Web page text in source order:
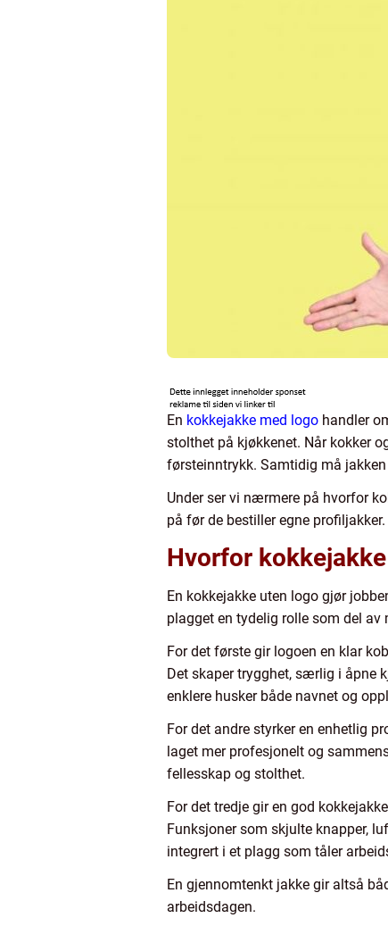
En kokkejakke med logo handler
stolthet på kjøkkenet. Når kokker
førsteinntrykk. Samtidig må
Under ser vi nærmere på hvorfor
på før de bestiller egne profiljakker.
Hvorfor
En kokkejakke uten logo gjør
plagget en tydelig rolle som del av
For det første gir logoen en klar
Det skaper trygghet, særlig i åpne
enklere husker både navnet og
For det andre styrker en enhetlig
laget mer profesjonelt og
fellesskap og stolthet.
For det tredje gir en god
Funksjoner som skjulte knapper,
integrert i et plagg som tåler
En gjennomtenkt jakke gir altså
arbeidsdagen.